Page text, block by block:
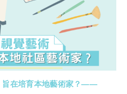
旨在培育本地藝術家？——